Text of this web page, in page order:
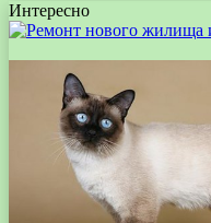
Интересно